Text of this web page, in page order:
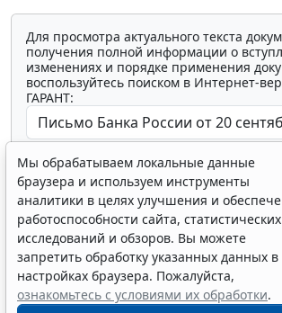
Для просмотра актуального текста
получения полной информации о
изменениях и порядке применения
воспользуйтесь поиском в Интернет-
ГАРАНТ:
Показать все
Мы обрабатываем локальные данные
браузера и используем инструменты
аналитики в целях улучшения и
работоспособности сайта, статистических
исследований и обзоров. Вы можете
запретить обработку указанных данных в
настройках браузера. Пожалуйста,
ознакомьтесь с условиями их обработки.